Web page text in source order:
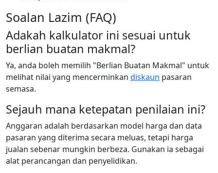
Soalan Lazim (FAQ)
Adakah kalkulator ini sesuai untuk
berlian buatan makmal?
Ya, anda boleh memilih "Berlian Buatan Makmal" untuk
melihat nilai yang mencerminkan diskaun pasaran
semasa.
Sejauh mana ketepatan penilaian ini?
Anggaran adalah berdasarkan model harga dan data
pasaran yang diterima secara meluas, tetapi harga
jualan sebenar mungkin berbeza. Gunakan ia sebagai
alat perancangan dan penyelidikan.